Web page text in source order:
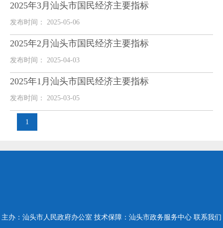
2025年3月汕头市国民经济主要指标
发布时间： 2025-05-06
2025年2月汕头市国民经济主要指标
发布时间： 2025-04-03
2025年1月汕头市国民经济主要指标
发布时间： 2025-03-05
1
主办：汕头市人民政府办公室 技术保障：汕头市政务服务中心 联系我们